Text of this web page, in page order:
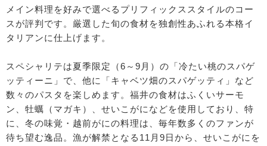
メイン料理を好みで選べるプリフィックススタイルのコー
スが評判です。厳選した旬の食材を独創性あふれる本格イ
タリアンに仕上げます。
スペシャリテは夏季限定（6～9月）の「冷たい桃のスパゲ
ッティーニ」で、他に「キャベツ畑のスパゲッティ」など
数々のパスタを楽しめます。福井の食材はふくいサーモ
ン、牡蠣（マガキ）、せいこがになどを使用しており、特
に、冬の味覚・越前がにの料理は、毎年数多くのファンが
待ち望む逸品。漁が解禁となる11月9日から、せいこがにを